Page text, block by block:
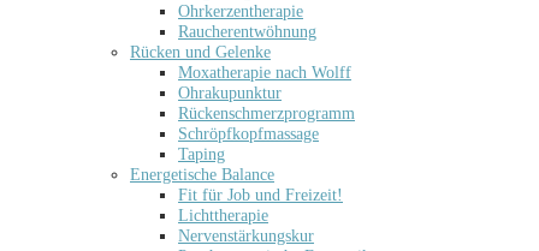
Ohrkerzentherapie
Raucherentwöhnung
Rücken und Gelenke
Moxatherapie nach Wolff
Ohrakupunktur
Rückenschmerzprogramm
Schröpfkopfmassage
Taping
Energetische Balance
Fit für Job und Freizeit!
Lichttherapie
Nervenstärkungskur